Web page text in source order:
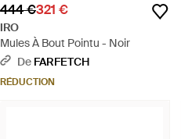
444 €321 €
IRO
Mules À Bout Pointu - Noir
De FARFETCH
RÉDUCTION